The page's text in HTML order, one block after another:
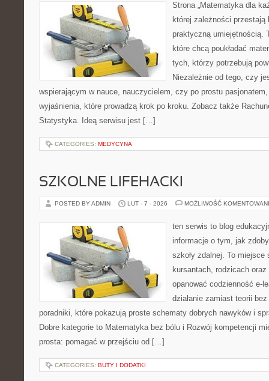
Strona „Matematyka dla
której zależności
praktyczną umiejętnością.
które chcą poukładać
tych, którzy potrzebują
Niezależnie od tego, czy
wspierającym w nauce, nauczycielem, czy po prostu
wyjaśnienia, które prowadzą krok po kroku. Zobacz także
Statystyka. Ideą serwisu jest […]
CATEGORIES: MEDYCYNA
SZKOLNE LIFEHACKI
POSTED BY ADMIN LUT - 7 - 2026 MOŻLIWOŚĆ
ten serwis to blog
informacje o tym, jak
szkoły zdalnej. To
kursantach, rodzicach
opanować codzienność e-
działanie zamiast teorii
poradniki, które pokazują proste schematy dobrych nawyków i
Dobre kategorie to Matematyka bez bólu i Rozwój kompetencji
prosta: pomagać w przejściu od […]
CATEGORIES: BUTY I DODATKI